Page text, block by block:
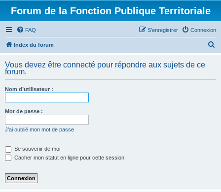
Forum de la Fonction Publique Territoriale
FAQ Connexion
S’enregistrer
Index du forum
h
Vous devez être connecté pour répondre aux sujets de ce
forum.
Nom d’utilisateur :
Mot de passe :
J’ai oublié mon mot de passe
Se souvenir de moi
Cacher mon statut en ligne pour cette session